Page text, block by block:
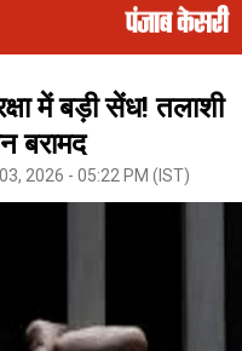
में बड़ी सेंध! तलाशी
बरामद
2026 - 05:22 PM (IST)